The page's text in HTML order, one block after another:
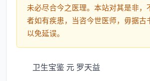
未必尽合今之医理。本站对其是非，
者如有疾患，当咨今世医师，毋据古
以免延误。
卫生宝鉴 元 罗天益